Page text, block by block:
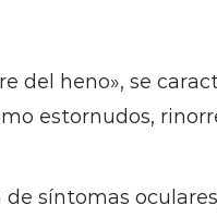
del heno», se
estornudos,
síntomas